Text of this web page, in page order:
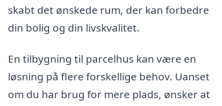
skabt det ønskede rum, der kan forbedre
din bolig og din livskvalitet.
En tilbygning til parcelhus kan være en
løsning på flere forskellige behov. Uanset
om du har brug for mere plads, ønsker at